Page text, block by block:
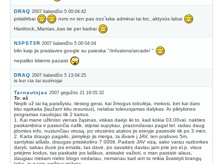
DRAQ 2007 balandžio 5 00:04:42
prisidirbai
nors nx ten pas ooz`iuka adminai tai krc..aktyvūs labai
Hardrock,,Mantas,,kas tie per kadrai
N3PST3R 2007 balandžio 5 00:04:04
blin kaip jis praslaves google su paieska "/infusions/arcade/ "
nepaliko kitiems pazaist
DRAQ 2007 balandžio 5 13:04:25
is kur cia tai suzinojai
Tarnautojas 2007 gegužės 21 19:05:32
To: aš
Nepik už tai ką parašysiu, tiesiog gerai, kai žmogus tobulėja, mokosi, bet kai daro
kitu sąskaita (laužant kitu resursus), nelabai toleruojamas dalykas. Ar piktybines
programas naudojau tik 2 kartus.
1. Kai mane užkniso vienas žąsinas, viskas daėjo iki to, kad kokia 03.00val. nakties
paskambina ir pasiunčia nafik, stipriai supykau, prazondavau pagal tel. radau daug
įdomios info, nusiunčiau virusą, po virusinės atakos jis eteryje pasirodė tik po 3 mėn.
2. Karta draugo pagailo, įsimylėjo jis merga, ta išvarė į JAV, ten prabuvo 5m,
santykiai atšalo, draugas prisiskolino 7 000lt. Padarė JAV vizą, sako varau razborkes
daryti, sakau duok jos emaila, tas davė, po savaitės daviau jam prie jos el.p. visus
priėjimo kodus, tas paskaitė jos laiškus, atsisakė važioti, o man pastatė alaus,
daugiau niekam nieko blogo nedariau, nemanau kad ant to reikia švaistyti brangų